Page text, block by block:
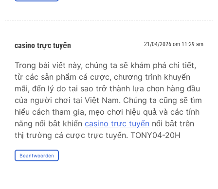
casino trực tuyến 21/04/2026 om 11:29 am
Trong bài viết này, chúng ta sẽ khám phá chi tiết,
từ các sản phẩm cá cược, chương trình khuyến
mãi, đến lý do tại sao trở thành lựa chọn hàng đầu
của người chơi tại Việt Nam. Chúng ta cũng sẽ tìm
hiểu cách tham gia, mẹo chơi hiệu quả và các tính
năng nổi bật khiến casino trực tuyến nổi bật trên
thị trường cá cược trực tuyến. TONY04-20H
Beantwoorden